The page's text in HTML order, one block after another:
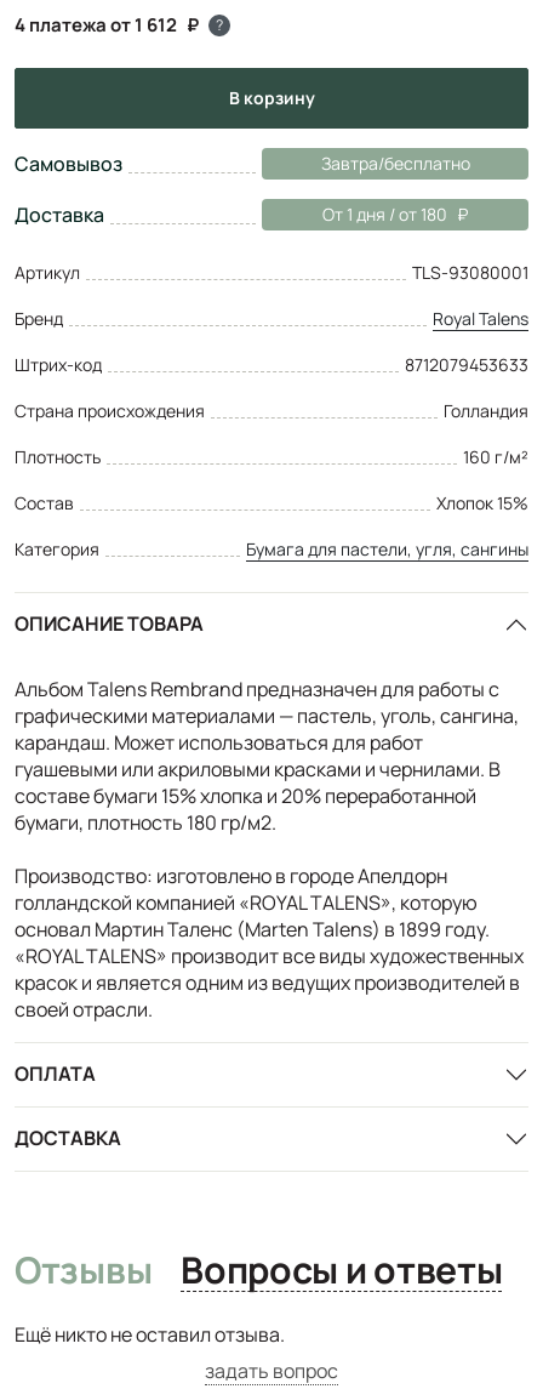
4 платежа от 1 612 ?
в корзину
Самовывоз Завтра/бесплатно
Доставка От 1 дня / от 180
Артикул
TLS-93080001
Бренд
Royal Talens
Штрих-код
8712079453633
Страна происхождения
Голландия
Плотность
160 г/м²
Состав
Хлопок 15%
Категория
Бумага для пастели, угля, сангины
ОПИСАНИЕ ТОВАРА
Альбом Talens Rembrand предназначен для работы с
графическими материалами — пастель, уголь, сангина,
карандаш. Может использоваться для работ
гуашевыми или акриловыми красками и чернилами. В
составе бумаги 15% хлопка и 20% переработанной
бумаги, плотность 180 гр/м2.
Производство: изготовлено в городе Апелдорн
голландской компанией «ROYAL TALENS», которую
основал Мартин Таленс (Marten Talens) в 1899 году.
«ROYAL TALENS» производит все виды художественных
красок и является одним из ведущих производителей в
своей отрасли.
ОПЛАТА
ДОСТАВКА
Отзывы Вопросы и ответы
Ещё никто не оставил отзыва.
задать вопрос